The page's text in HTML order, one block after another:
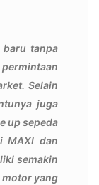
baru tanpa
Selain
juga
up sepeda
MAXI dan
semakin
motor yang